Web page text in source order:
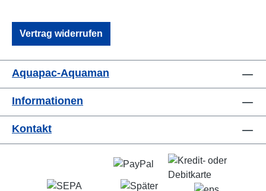
Vertrag widerrufen
Aquapac-Aquaman
Informationen
Kontakt